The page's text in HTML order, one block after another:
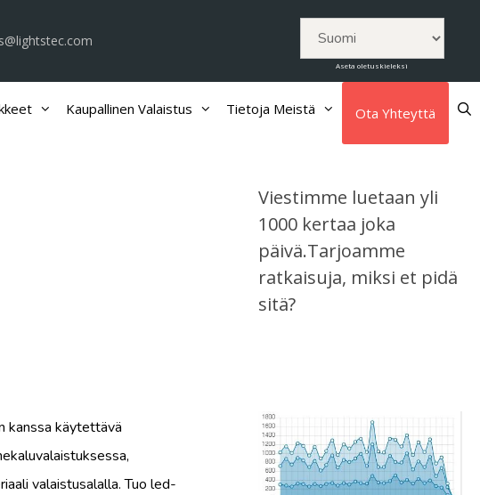
Aseta oletuskieleksi
Kaupallinen Valaistus Tietoja Meistä Ota Yhteyttä
kanssa käytettävä
valaistusalalla. Tuo led-
Viestimme luetaan yli
1000 kertaa joka
päivä.Tarjoamme
ratkaisuja, miksi et pidä
sitä?